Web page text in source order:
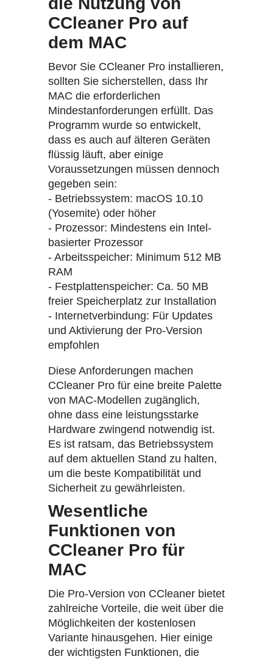
CCleaner Pro auf
dem MAC
Bevor Sie CCleaner Pro installieren,
sollten Sie sicherstellen, dass Ihr
MAC die erforderlichen
Mindestanforderungen erfüllt. Das
Programm wurde so entwickelt,
dass es auch auf älteren Geräten
flüssig läuft, aber einige
Voraussetzungen müssen dennoch
gegeben sein:
- Betriebssystem: macOS 10.10
(Yosemite) oder höher
- Prozessor: Mindestens ein Intel-
basierter Prozessor
- Arbeitsspeicher: Minimum 512 MB
RAM
- Festplattenspeicher: Ca. 50 MB
freier Speicherplatz zur Installation
- Internetverbindung: Für Updates
und Aktivierung der Pro-Version
empfohlen
Diese Anforderungen machen
CCleaner Pro für eine breite Palette
von MAC-Modellen zugänglich,
ohne dass eine leistungsstarke
Hardware zwingend notwendig ist.
Es ist ratsam, das Betriebssystem
auf dem aktuellen Stand zu halten,
um die beste Kompatibilität und
Sicherheit zu gewährleisten.
Wesentliche
Funktionen von
CCleaner Pro für
MAC
Die Pro-Version von CCleaner bietet
zahlreiche Vorteile, die weit über die
Möglichkeiten der kostenlosen
Variante hinausgehen. Hier einige
der wichtigsten Funktionen, die